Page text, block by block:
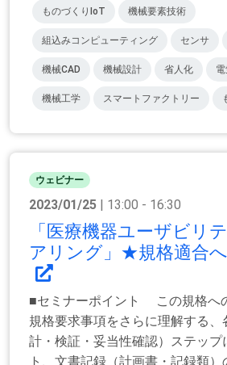
ものづくりIoT 機械要素技術
組込みコンピューティング センサ
機械CAD 機械設計 省人化
機械工学 スマートファクトリー
ウェビナー
2023/01/25 | 13:00 - 16:30
「医療機器ユーザビリ
アリング」★規格適合
■セミナーポイント この規格へ
規格要求事項をさらに理解する、
計・検証・妥当性確認）ステップ
ト、文書記録（計画書・記録類